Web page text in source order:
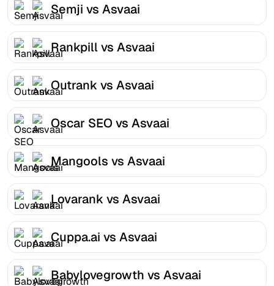
Semji vs Asvaai
Rankpill vs Asvaai
Outrank vs Asvaai
Oscar SEO vs Asvaai
Mangools vs Asvaai
Lovarank vs Asvaai
Cuppa.ai vs Asvaai
Babylovegrowth vs Asvaai